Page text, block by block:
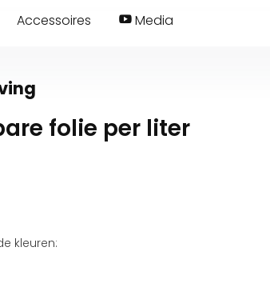
Accessoires Media
folie per liter
kleuren: